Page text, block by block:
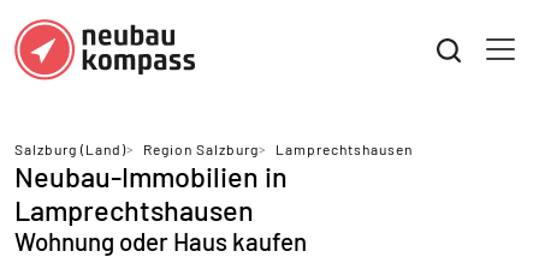
Salzburg (Land)> Region Salzburg> Lamprechtshausen
Neubau-Immobilien in
Lamprechtshausen
Wohnung oder Haus kaufen